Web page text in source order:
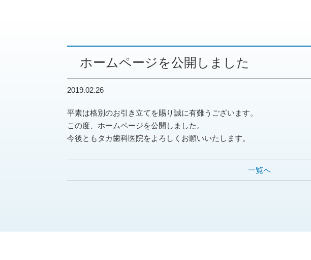
ホームページを公開しました
2019.02.26
平素は格別のお引き立てを賜り誠に有難うございます。
この度、ホームページを公開しました。
今後ともタカ歯科医院をよろしくお願いいたします。
一覧へ